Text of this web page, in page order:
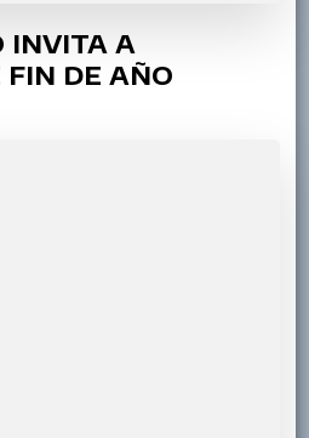
INVITA A
FIN DE AÑO